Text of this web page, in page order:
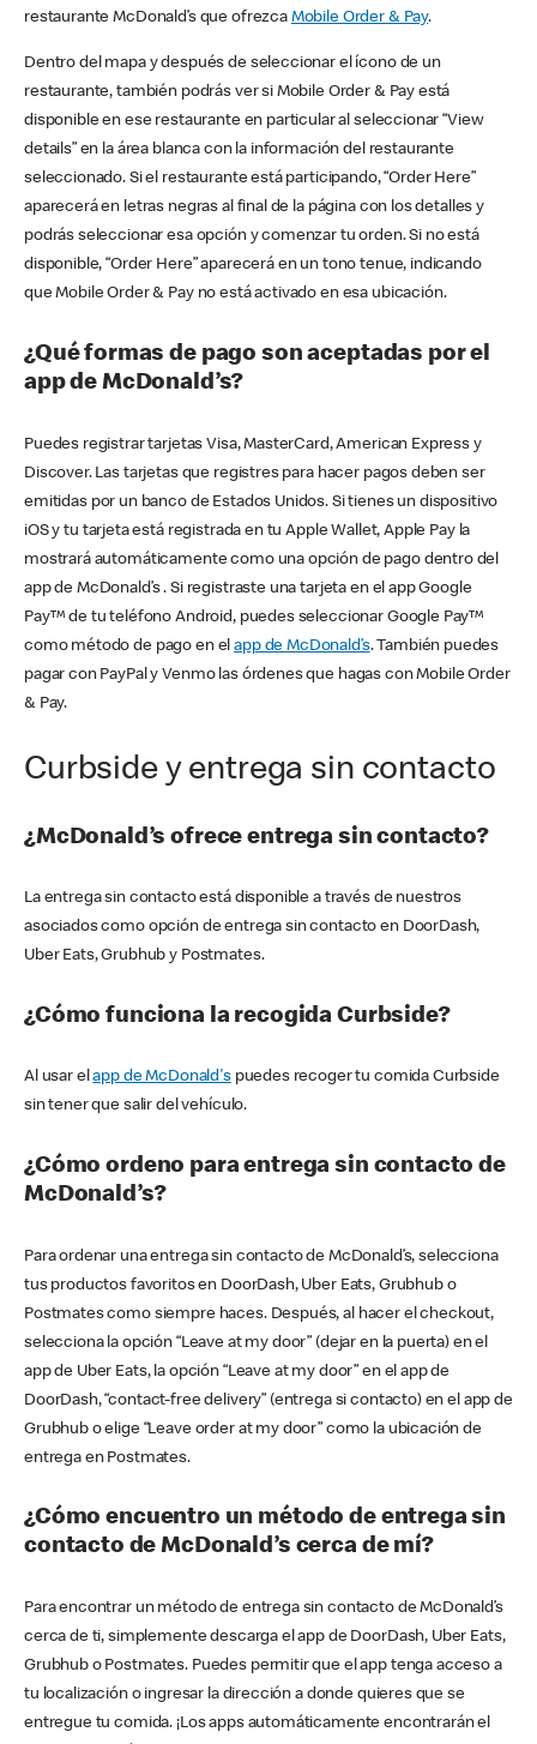
restaurante McDonald’s que ofrezca Mobile Order & Pay.
Dentro del mapa y después de seleccionar el ícono de un
restaurante, también podrás ver si Mobile Order & Pay está
disponible en ese restaurante en particular al seleccionar “View
details” en la área blanca con la información del restaurante
seleccionado. Si el restaurante está participando, “Order Here”
aparecerá en letras negras al final de la página con los detalles y
podrás seleccionar esa opción y comenzar tu orden. Si no está
disponible, “Order Here” aparecerá en un tono tenue, indicando
que Mobile Order & Pay no está activado en esa ubicación.
¿Qué formas de pago son aceptadas por el
app de McDonald’s?
Puedes registrar tarjetas Visa, MasterCard, American Express y
Discover. Las tarjetas que registres para hacer pagos deben ser
emitidas por un banco de Estados Unidos. Si tienes un dispositivo
iOS y tu tarjeta está registrada en tu Apple Wallet, Apple Pay la
mostrará automáticamente como una opción de pago dentro del
app de McDonald’s . Si registraste una tarjeta en el app Google
Pay™ de tu teléfono Android, puedes seleccionar Google Pay™
como método de pago en elapp de McDonald’s. También puedes
pagar con PayPal y Venmo las órdenes que hagas con Mobile Order
& Pay.
Curbside y entrega sin contacto
¿McDonald’s ofrece entrega sin contacto?
La entrega sin contacto está disponible a través de nuestros
asociados como opción de entrega sin contacto en DoorDash,
Uber Eats, Grubhub y Postmates.
¿Cómo funciona la recogida Curbside?
Al usar elapp de McDonald'spuedes recoger tu comida Curbside
sin tener que salir del vehículo.
¿Cómo ordeno para entrega sin contacto de
McDonald’s?
Para ordenar una entrega sin contacto de McDonald’s, selecciona
tus productos favoritos en DoorDash, Uber Eats, Grubhub o
Postmates como siempre haces. Después, al hacer el checkout,
selecciona la opción “Leave at my door” (dejar en la puerta) en el
app de Uber Eats, la opción “Leave at my door” en el app de
DoorDash, “contact-free delivery” (entrega si contacto) en el app de
Grubhub o elige “Leave order at my door” como la ubicación de
entrega en Postmates.
¿Cómo encuentro un método de entrega sin
contacto de McDonald’s cerca de mí?
Para encontrar un método de entrega sin contacto de McDonald’s
cerca de ti, simplemente descarga el app de DoorDash, Uber Eats,
Grubhub o Postmates. Puedes permitir que el app tenga acceso a
tu localización o ingresar la dirección a donde quieres que se
entregue tu comida. ¡Los apps automáticamente encontrarán el